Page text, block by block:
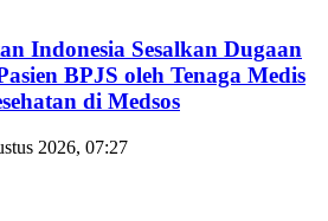
Indonesia Sesalkan Dugaan
BPJS oleh Tenaga Medis
di Medsos
2026, 07:27